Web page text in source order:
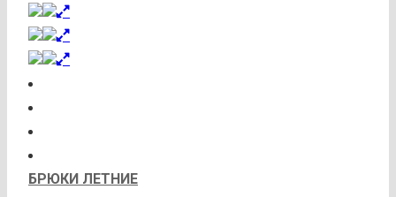
БРЮКИ ЛЕТНИЕ